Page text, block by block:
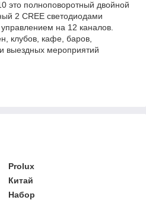
это полноповоротный двойной
2 CREE светодиодами
на 12 каналов.
клубов, кафе, баров,
выездных мероприятий
Prolux
Китай
Набор